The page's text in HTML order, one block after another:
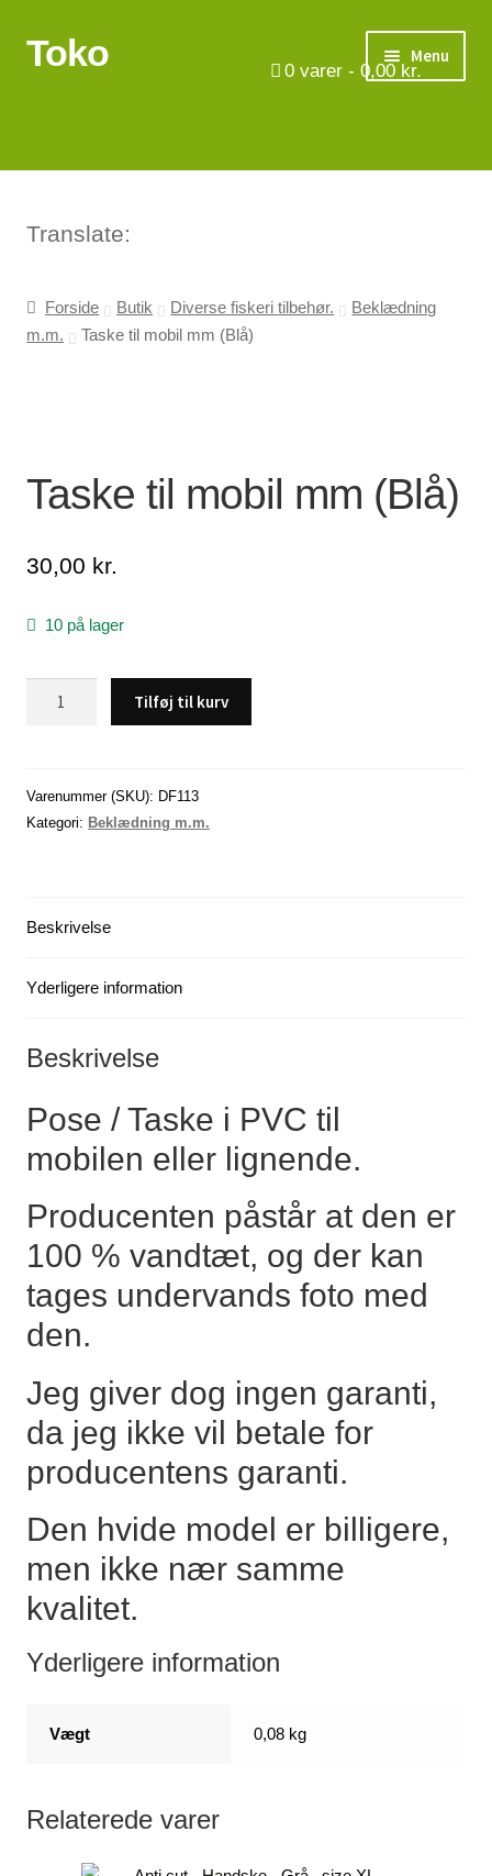
Spring
til
Spring
til
Toko Menu
Put & Take
Tips og triks.
0varer - 0,00 kr.
Translate:
Forside Butik Diverse fiskeri tilbehør.
Beklædning
m.m.
Taske til mobil mm (Blå)
Taske til mobil mm (Blå)
30,00 kr.
10 på lager
(Blå)
antal
Tilføj til kurv
Varenummer (SKU): DF113
Kategori: Beklædning m.m.
Beskrivelse
Yderligere information
Beskrivelse
Pose / Taske i PVC til
mobilen eller lignende.
Producenten påstår at den er
100 % vandtæt, og der kan
tages undervands foto med
den.
Jeg giver dog ingen garanti,
da jeg ikke vil betale for
producentens garanti.
Den hvide model er billigere,
men ikke nær samme
kvalitet.
Yderligere information
Vægt 0,08 kg
Relaterede varer